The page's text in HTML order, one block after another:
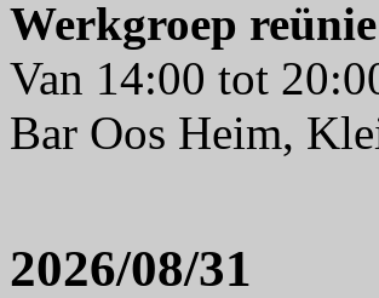
Werkgroep
Van 14:00 tot
Bar Oos Heim,
2026/08/31